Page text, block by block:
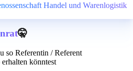
Handel und Warenlogistik
🤫
so Referentin / Referent
könntest